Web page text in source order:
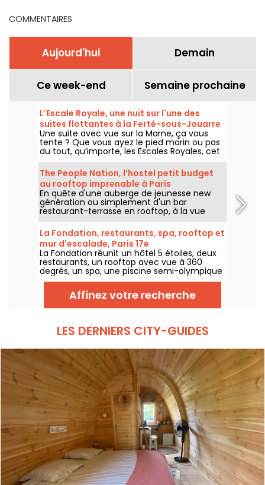
COMMENTAIRES
Aujourd'hui Demain
Ce week-end Semaine prochaine
L'Escale Royale, une nuit sur l'une des
suites flottantes à la Ferté-sous-Jouarre
(77)
Une suite avec vue sur la Marne, ça vous
tente ? Que vous ayez le pied marin ou pas
du tout, qu’importe, les Escales Royales, cet
hébergement insolite sur l’eau vous propose
de passer une nuit (ou plus si affinités) au
sein de l’une de ses suites flottantes du côté
de la Ferté-sous-Jouarre.
The People Nation, l’hostel petit budget
au rooftop imprenable à Paris
En quête d'une auberge de jeunesse new
génération ou simplement d'un bar
restaurant-terrasse en rooftop, à la vue
sublime sur Paris ? On file découvrir la
deuxième auberge de The People, qui
s''installe place de la Nation, pile à la sortie
du métro.
La Fondation, restaurants, spa, rooftop et
mur d'escalade, Paris 17e
La Fondation réunit un hôtel 5 étoiles, deux
restaurants, un rooftop avec vue à 360
degrés, un spa, une piscine semi-olympique
et un mur d'escalade dans le 17e
arrondissement de Paris. On a fait le tour
des lieux (et on a mal aux pieds) et on vous
dévoile tous les espaces.
Affinez votre recherche
LES DERNIERS CITY-GUIDES